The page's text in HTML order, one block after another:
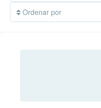
Ordenar por